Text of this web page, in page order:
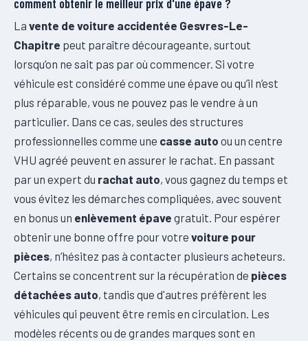
comment obtenir le meilleur prix d'une épave ?
La vente de voiture accidentée Gesvres-Le-
Chapitre peut paraître décourageante, surtout
lorsqu’on ne sait pas par où commencer. Si votre
véhicule est considéré comme une épave ou qu’il n’est
plus réparable, vous ne pouvez pas le vendre à un
particulier. Dans ce cas, seules des structures
professionnelles comme une casse auto ou un centre
VHU agréé peuvent en assurer le rachat. En passant
par un expert du rachat auto, vous gagnez du temps et
vous évitez les démarches compliquées, avec souvent
en bonus un enlèvement épave gratuit. Pour espérer
obtenir une bonne offre pour votre voiture pour
pièces, n’hésitez pas à contacter plusieurs acheteurs.
Certains se concentrent sur la récupération de pièces
détachées auto, tandis que d'autres préfèrent les
véhicules qui peuvent être remis en circulation. Les
modèles récents ou de grandes marques sont en